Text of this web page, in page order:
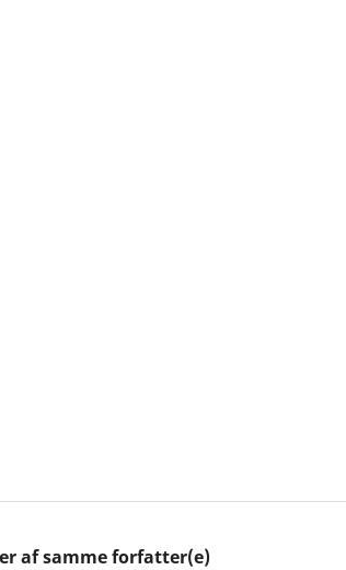
af samme forfatter(e)